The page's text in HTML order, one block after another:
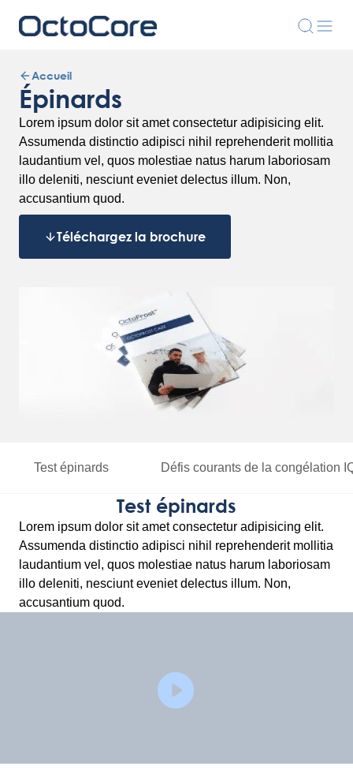
Accueil
Épinards
Lorem ipsum dolor sit amet consectetur adipisicing elit.
Assumenda distinctio adipisci nihil reprehenderit mollitia
laudantium vel, quos molestiae natus harum laboriosam
illo deleniti, nesciunt eveniet delectus illum. Non,
accusantium quod.
Téléchargez la brochure
Test épinards Défis courants de la congélation
Test épinards
Lorem ipsum dolor sit amet consectetur adipisicing elit.
Assumenda distinctio adipisci nihil reprehenderit mollitia
laudantium vel, quos molestiae natus harum laboriosam
illo deleniti, nesciunt eveniet delectus illum. Non,
accusantium quod.